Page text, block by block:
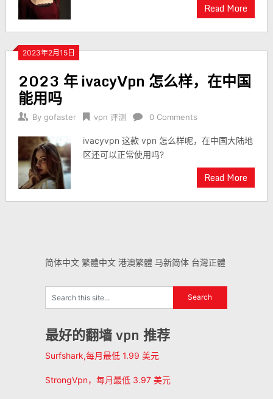
Read More
2023年2月15日
2023 年 ivacyVpn 怎么样，在中国
能用吗
By gofaster vpn 评测 0 Comments
ivacyvpn 这款 vpn 怎么样呢，在中国大陆地
区还可以正常使用吗?
Read More
简体中文 繁體中文 港澳繁體 马新简体 台灣正體
最好的翻墙 vpn 推荐
Surfshark,每月最低 1.99 美元
StrongVpn，每月最低 3.97 美元